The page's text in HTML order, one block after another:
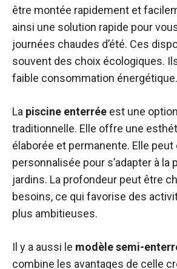
être montée rapidement et
ainsi une solution rapide pour
journées chaudes d’été. Ces
souvent des choix écologiques.
faible consommation énergétique.
La piscine enterrée est une
traditionnelle. Elle offre une
élaborée et permanente. Elle peut
personnalisée pour s’adapter à la
jardins. La profondeur peut être
besoins, ce qui favorise des
plus ambitieuses.
Il y a aussi le modèle semi-
combine les avantages de celle